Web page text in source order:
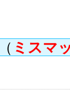
ミスマ